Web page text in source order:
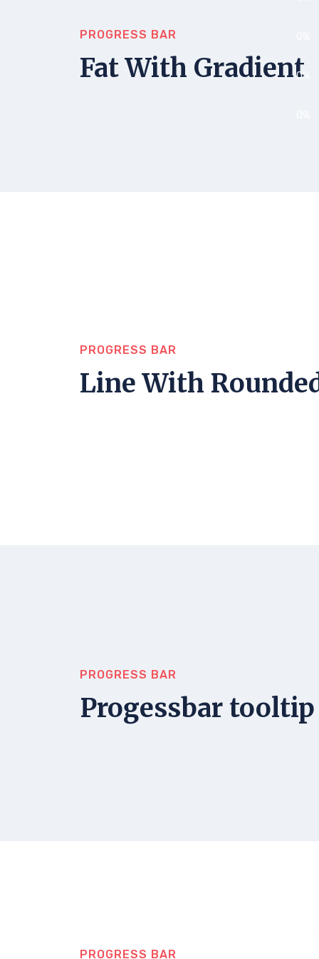
PROGRESS BAR
Fat With Gradient
0%
PROGRESS BAR
Line With
PROGRESS BAR
Progessbar tooltip
PROGRESS BAR